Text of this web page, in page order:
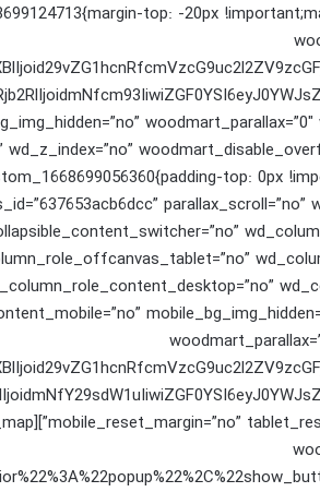
top: -20px
css=”.vc_custom_1668699056360{padding-top: 0px